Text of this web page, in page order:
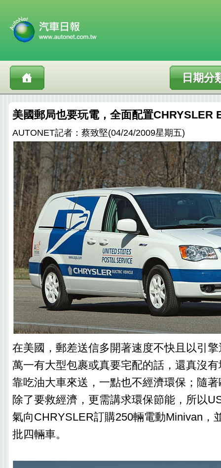
日期分
美國郵局也要玩電，全面配置CHRYSLER
AUTONET記者：蔡致堅(04/24/2009星期五)
在美國，郵差送信多開著速度不快且以引
萬一有大型包裹或真要宅配的話，還真沒
靠吃油大車來送，一點也不經濟環保；隨
除了要救經濟，更需講求環保節能，所以
氣向CHRYSLER訂購250輛電動Minivan，
批四輛車。